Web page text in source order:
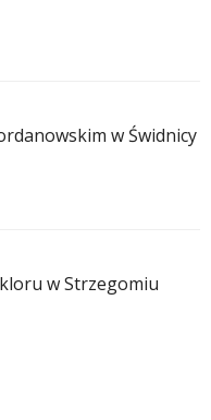
w Świdnicy
w Strzegomiu